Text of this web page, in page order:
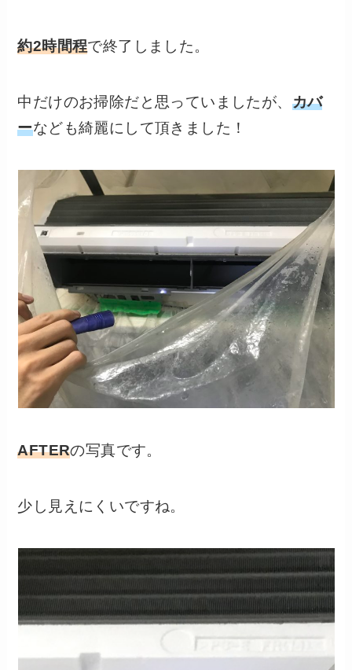
約2時間程で終了しました。
中だけのお掃除だと思っていましたが、 カバ
ーなども綺麗にして頂きました！
AFTERの写真です。
少し見えにくいですね。